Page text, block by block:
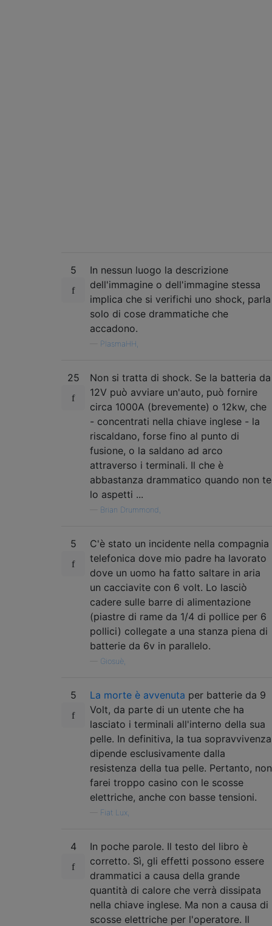
5
In nessun luogo la descrizione
dell'immagine o dell'immagine stessa
implica che si verifichi uno shock, parla
solo di cose drammatiche che
accadono.
PlasmaHH,
25
Non si tratta di shock. Se la batteria da
12V può avviare un'auto, può fornire
circa 1000A (brevemente) o 12kw, che
- concentrati nella chiave inglese - la
riscaldano, forse fino al punto di
fusione, o la saldano ad arco
attraverso i terminali. Il che è
abbastanza drammatico quando non te
lo aspetti ...
Brian Drummond,
5
C'è stato un incidente nella compagnia
telefonica dove mio padre ha lavorato
dove un uomo ha fatto saltare in aria
un cacciavite con 6 volt. Lo lasciò
cadere sulle barre di alimentazione
(piastre di rame da 1/4 di pollice per 6
pollici) collegate a una stanza piena di
batterie da 6v in parallelo.
Giosuè,
5 La morte è avvenuta per batterie da 9
Volt, da parte di un utente che ha
lasciato i terminali all'interno della sua
pelle. In definitiva, la tua sopravvivenza
dipende esclusivamente dalla
resistenza della tua pelle. Pertanto, non
farei troppo casino con le scosse
elettriche, anche con basse tensioni.
Fiat Lux,
4
In poche parole. Il testo del libro è
corretto. Sì, gli effetti possono essere
drammatici a causa della grande
quantità di calore che verrà dissipata
nella chiave inglese. Ma non a causa di
scosse elettriche per l'operatore. Il